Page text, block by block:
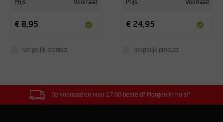
Prijs Voorraad
€ 8,95
Vergelijk product
Prijs Voorraad
€ 24,95
Vergelijk product
Op voorraad en voor 17:00 besteld? Morgen in huis!*